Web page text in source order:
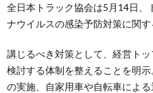
全日本トラック協会は5月14日、
ナウイルスの感染予防対策に関す
講じるべき対策として、経営ト
検討する体制を整えることを明
の実施、自家用車や自転車によ